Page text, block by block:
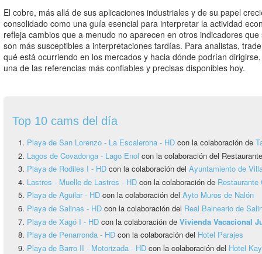
El cobre, más allá de sus aplicaciones industriales y de su papel
consolidado como una guía esencial para interpretar la actividad
refleja cambios que a menudo no aparecen en otros indicadores
son más susceptibles a interpretaciones tardías. Para analistas,
qué está ocurriendo en los mercados y hacia dónde podrían
una de las referencias más confiables y precisas disponibles hoy.
Top 10 cams del día
Playa de San Lorenzo - La Escalerona - HD con la colaboración de
Lagos de Covadonga - Lago Enol con la colaboración del
Playa de Rodiles I - HD con la colaboración del Ayuntamiento de
Lastres - Muelle de Lastres - HD con la colaboración de
Playa de Aguilar - HD con la colaboración del Ayto Muros de Nalón
Playa de Salinas - HD con la colaboración del Real Balneario de
Playa de Xagó I - HD con la colaboración de Vivienda Vacacional
Playa de Penarronda - HD con la colaboración del Hotel Parajes
Playa de Barro II - Motorizada - HD con la colaboración del Hotel